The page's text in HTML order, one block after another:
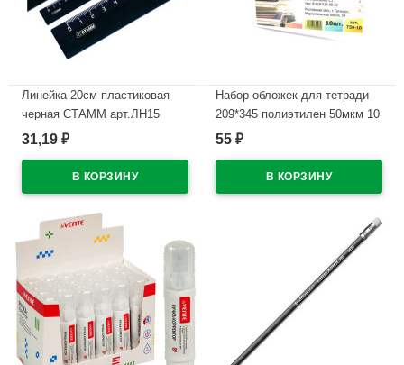
Линейка 20см пластиковая
черная СТАММ арт.ЛН15
В наличии
31,19 ₽
Набор обложек для тетради
209*345 полиэтилен 50мкм 10
штук в наборе арт Т50-10
55 ₽